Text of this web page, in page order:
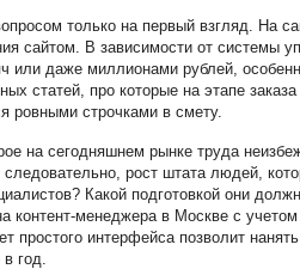
только на первый взгляд. На
сайтом. В зависимости от системы
или даже миллионами рублей,
статей, про которые на этапе
ровными строчками в смету.
на сегодняшнем рынке труда
рост штата людей,
Какой подготовкой они
контент-менеджера в Москве с
простого интерфейса позволит
год.